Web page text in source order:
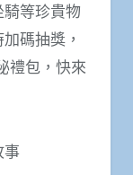
等珍貴物
碼抽獎，
禮包，快來
事